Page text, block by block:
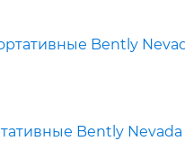
Bently Nevada